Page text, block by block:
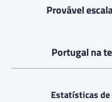
Provável
Portugal na
Estatísticas